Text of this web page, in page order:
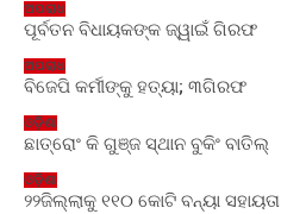
ଅପରାଧ
ପୂର୍ବତନ ବିଧାୟକଙ୍କ ଜ୍ୱାଇଁ ଗିରଫ
ଅପରାଧ
ବିଜେପି କର୍ମୀଙ୍କୁ ହତ୍ୟା; ୩ଗିରଫ
ଓଡ଼ିଶା
ଛାତ୍ରୋଂ କି ଗୁଞ୍ଜ ସ୍ଥାନ ବୁକିଂ ବାତିଲ୍
ଓଡ଼ିଶା
୨୨ଜିଲ୍ଲାକୁ ୧୧୦ କୋଟି ବନ୍ୟା ସହାୟତା